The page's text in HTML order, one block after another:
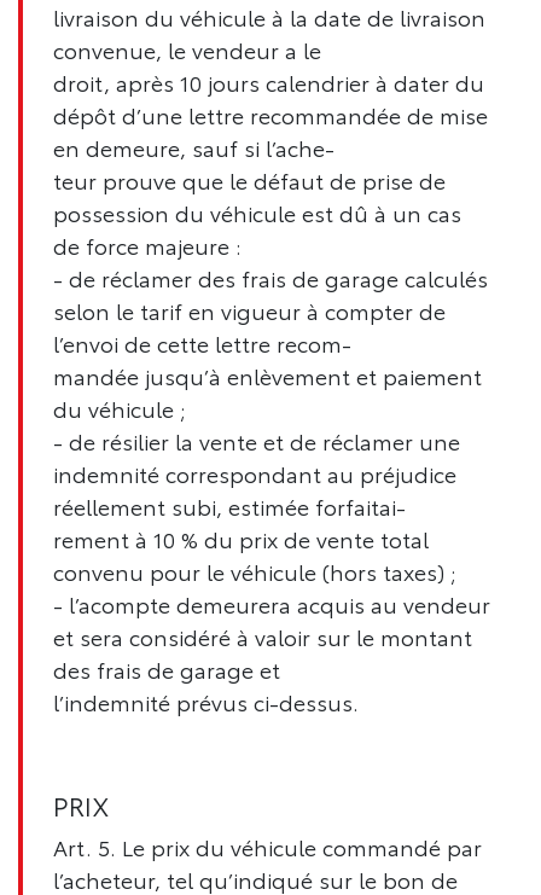
livraison du véhicule à la date de livraison
convenue, le vendeur a le
droit, après 10 jours calendrier à dater du
dépôt d’une lettre recommandée de mise
en demeure, sauf si l’ache-
teur prouve que le défaut de prise de
possession du véhicule est dû à un cas
de force majeure :
- de réclamer des frais de garage calculés
selon le tarif en vigueur à compter de
l’envoi de cette lettre recom-
mandée jusqu’à enlèvement et paiement
du véhicule ;
- de résilier la vente et de réclamer une
indemnité correspondant au préjudice
réellement subi, estimée forfaitai-
rement à 10 % du prix de vente total
convenu pour le véhicule (hors taxes) ;
- l’acompte demeurera acquis au vendeur
et sera considéré à valoir sur le montant
des frais de garage et
l’indemnité prévus ci-dessus.
PRIX
Art. 5. Le prix du véhicule commandé par
l’acheteur, tel qu’indiqué sur le bon de